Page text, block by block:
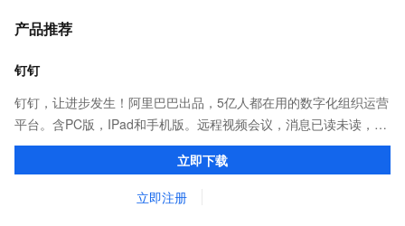
产品推荐
钉钉
钉钉，让进步发生！阿里巴巴出品，5亿人都在用的数字化组织运营
平台。含PC版，IPad和手机版。远程视频会议，消息已读未读，
DING消息任务管理，让沟通更高效；移动办公考勤，审批，钉闪
会，钉钉文档，钉钉教育解决方案。
立即下载
立即注册